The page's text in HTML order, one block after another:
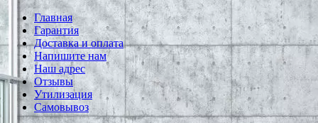
Главная
Гарантия
Доставка и оплата
Напишите нам
Наш адрес
Отзывы
Утилизация
Самовывоз